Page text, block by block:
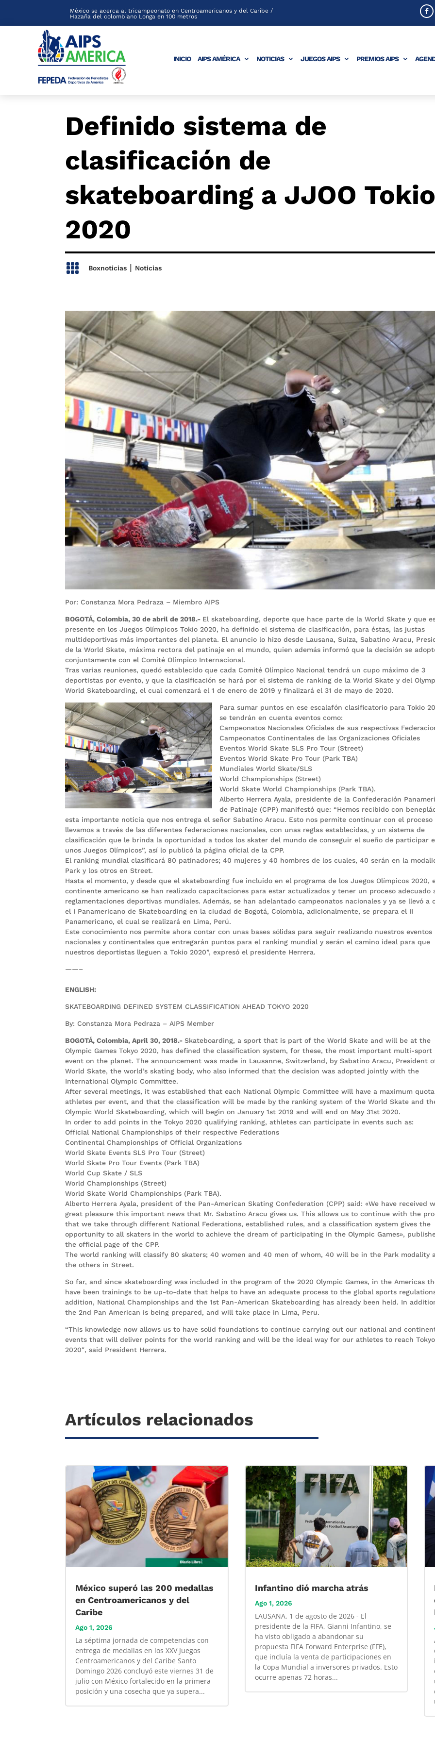
México se acerca al tricampeonato en Centroamericanos y del Caribe /
Hazaña del colombiano Longa en 100 metros
INICIO AIPS AMÉRICA NOTICIAS JUEGOS AIPS PREMIOS AIPS
Definido sistema de
clasificación de
skateboarding a JJOO Tokio
2020
 Boxnoticias| Noticias
Por: Constanza Mora Pedraza – Miembro AIPS
BOGOTÁ, Colombia, 30 de abril de 2018.- El skateboarding, deporte que hace parte de la World Skate y que
presente en los Juegos Olímpicos Tokio 2020, ha definido el sistema de clasificación, para éstas, las justas
multideportivas más importantes del planeta. El anuncio lo hizo desde Lausana, Suiza, Sabatino Aracu,
de la World Skate, máxima rectora del patinaje en el mundo, quien además informó que la decisión se
conjuntamente con el Comité Olímpico Internacional.
Tras varias reuniones, quedó establecido que cada Comité Olímpico Nacional tendrá un cupo máximo de 3
deportistas por evento, y que la clasificación se hará por el sistema de ranking de la World Skate y del
World Skateboarding, el cual comenzará el 1 de enero de 2019 y finalizará el 31 de mayo de 2020.
Para sumar puntos en ese escalafón clasificatorio para Tokio
se tendrán en cuenta eventos como:
Campeonatos Nacionales Oficiales de sus respectivas
Campeonatos Continentales de las Organizaciones Oficiales
Eventos World Skate SLS Pro Tour (Street)
Eventos World Skate Pro Tour (Park TBA)
Mundiales World Skate/SLS
World Championships (Street)
World Skate World Championships (Park TBA).
Alberto Herrera Ayala, presidente de la Confederación
de Patinaje (CPP) manifestó que: “Hemos recibido con
esta importante noticia que nos entrega el señor Sabatino Aracu. Esto nos permite continuar con el proceso
llevamos a través de las diferentes federaciones nacionales, con unas reglas establecidas, y un sistema de
clasificación que le brinda la oportunidad a todos los skater del mundo de conseguir el sueño de participar
unos Juegos Olímpicos”, así lo publicó la página oficial de la CPP.
El ranking mundial clasificará 80 patinadores; 40 mujeres y 40 hombres de los cuales, 40 serán en la
Park y los otros en Street.
Hasta el momento, y desde que el skateboarding fue incluido en el programa de los Juegos Olímpicos 2020,
continente americano se han realizado capacitaciones para estar actualizados y tener un proceso adecuado
reglamentaciones deportivas mundiales. Además, se han adelantado campeonatos nacionales y ya se llevó a
el I Panamericano de Skateboarding en la ciudad de Bogotá, Colombia, adicionalmente, se prepara el II
Panamericano, el cual se realizará en Lima, Perú.
Este conocimiento nos permite ahora contar con unas bases sólidas para seguir realizando nuestros eventos
nacionales y continentales que entregarán puntos para el ranking mundial y serán el camino ideal para que
nuestros deportistas lleguen a Tokio 2020”, expresó el presidente Herrera.
——–
ENGLISH:
SKATEBOARDING DEFINED SYSTEM CLASSIFICATION AHEAD TOKYO 2020
By: Constanza Mora Pedraza – AIPS Member
BOGOTÁ, Colombia, April 30, 2018.-Skateboarding, a sport that is part of the World Skate and will be at the
Olympic Games Tokyo 2020, has defined the classification system, for these, the most important multi-sport
event on the planet. The announcement was made in Lausanne, Switzerland, by Sabatino Aracu, President
World Skate, the world’s skating body, who also informed that the decision was adopted jointly with the
International Olympic Committee.
After several meetings, it was established that each National Olympic Committee will have a maximum
athletes per event, and that the classification will be made by the ranking system of the World Skate and
Olympic World Skateboarding, which will begin on January 1st 2019 and will end on May 31st 2020.
In order to add points in the Tokyo 2020 qualifying ranking, athletes can participate in events such as:
Official National Championships of their respective Federations
Continental Championships of Official Organizations
World Skate Events SLS Pro Tour (Street)
World Skate Pro Tour Events (Park TBA)
World Cup Skate / SLS
World Championships (Street)
World Skate World Championships (Park TBA).
Alberto Herrera Ayala, president of the Pan-American Skating Confederation (CPP) said: «We have received
great pleasure this important news that Mr. Sabatino Aracu gives us. This allows us to continue with the
that we take through different National Federations, established rules, and a classification system gives the
opportunity to all skaters in the world to achieve the dream of participating in the Olympic Games»,
the official page of the CPP.
The world ranking will classify 80 skaters; 40 women and 40 men of whom, 40 will be in the Park modality
the others in Street.
So far, and since skateboarding was included in the program of the 2020 Olympic Games, in the Americas
have been trainings to be up-to-date that helps to have an adequate process to the global sports
addition, National Championships and the 1st Pan-American Skateboarding has already been held. In
the 2nd Pan American is being prepared, and will take place in Lima, Peru.
“This knowledge now allows us to have solid foundations to continue carrying out our national and
events that will deliver points for the world ranking and will be the ideal way for our athletes to reach Tokyo
2020″, said President Herrera.
Artículos relacionados
México superó las 200 medallas
en Centroamericanos y del
Caribe
Ago 1, 2026
La séptima jornada de competencias con
entrega de medallas en los XXV Juegos
Centroamericanos y del Caribe Santo
Domingo 2026 concluyó este viernes 31 de
julio con México fortalecido en la primera
posición y una cosecha que ya supera...
Infantino dió marcha atrás
Ago 1, 2026
LAUSANA, 1 de agosto de 2026 - El
presidente de la FIFA, Gianni Infantino, se
ha visto obligado a abandonar su
propuesta FIFA Forward Enterprise (FFE),
que incluía la venta de participaciones en
la Copa Mundial a inversores privados. Esto
ocurre apenas 72 horas...